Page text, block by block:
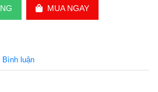
MUA NGAY
Bình luận